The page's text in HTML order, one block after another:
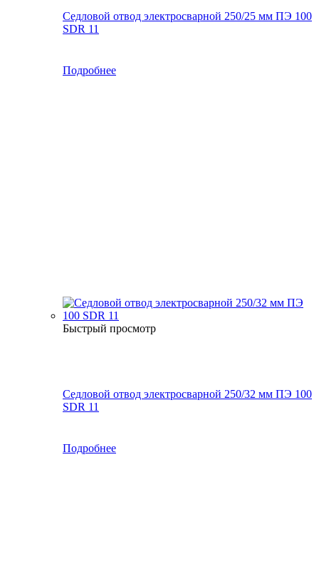
Седловой отвод электросварной 250/25 мм ПЭ 100
SDR 11
Подробнее
Быстрый просмотр
Седловой отвод электросварной 250/32 мм ПЭ 100
SDR 11
Подробнее